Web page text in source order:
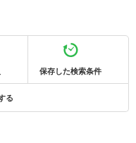
保存した検索条件
る